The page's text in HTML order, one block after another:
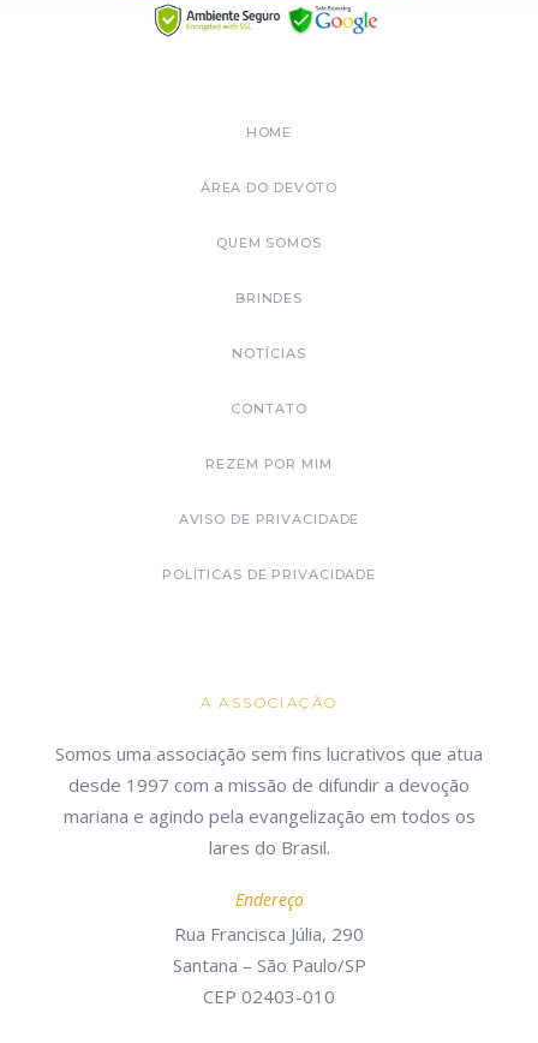
HOME
ÁREA DO DEVOTO
QUEM SOMOS
BRINDES
NOTÍCIAS
CONTATO
REZEM POR MIM
AVISO DE PRIVACIDADE
POLÍTICAS DE PRIVACIDADE
A ASSOCIAÇÃO
Somos uma associação sem fins lucrativos que atua
desde 1997 com a missão de difundir a devoção
mariana e agindo pela evangelização em todos os
lares do Brasil.
Endereço
Rua Francisca Júlia, 290
Santana – São Paulo/SP
CEP 02403-010